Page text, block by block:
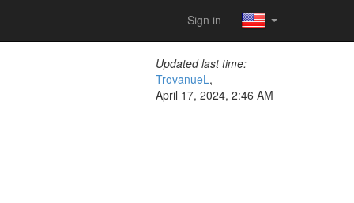
Sign in
Updated last time:
TrovanueL,
April 17, 2024, 2:46 AM